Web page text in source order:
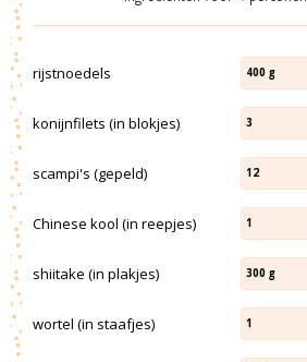
rijstnoedels 400 g
konijnfilets (in blokjes) 3
scampi's (gepeld) 12
Chinese kool (in reepjes) 1
shiitake (in plakjes) 300 g
wortel (in staafjes) 1